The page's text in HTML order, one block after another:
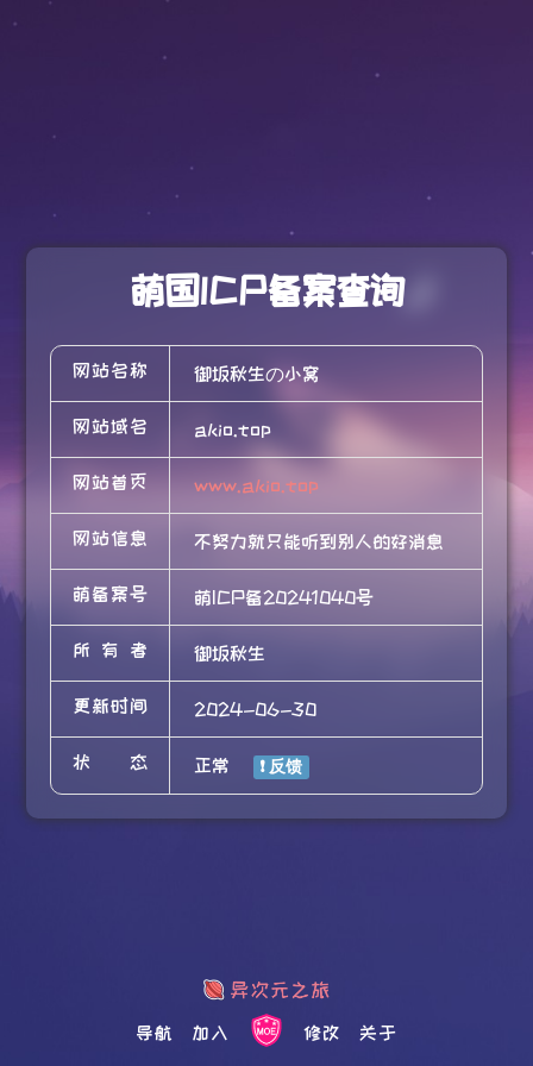
萌国ICP备案查询
网站名称 御坂秋生の小窝
网站域名 akio.top
网站首页 www.akio.top
网站信息 不努力就只能听到别人的好消息
萌备案号 萌ICP备20241040号
所有者 御坂秋生
更新时间 2024-06-30
状态 正常
导航 加入 修改 关于